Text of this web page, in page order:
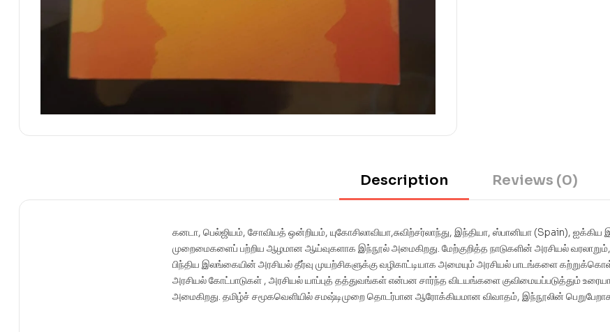
Description Reviews (0)
கனடா, பெல்ஜியம், சோவியத் ஒன்றியம், யுகோசிலாவியா,சுவிற்சர்லாந்து, இந்தியா, ஸ்பானியா (Spain), ஐக்கிய
முறைமைகளைப் பற்றிய ஆழமான ஆய்வுகளாக இந்நூல் அமைகிறது. மேற்குறித்த நாடுகளின் அரசியல் வரலாறும்,
பிந்திய இலங்கையின் அரசியல் தீர்வு முயற்சிகளுக்கு வழிகாட்டியாக அமையும் அரசியல் பாடங்களை
அரசியல் கோட்பாடுகள் , அரசியல் யாப்புத் தத்துவங்கள் என்பன சார்ந்த விடயங்களை குவிமையப்படுத்தும்
அமைகிறது. தமிழ்ச் சமூகவெளியில் சமஷ்டிமுறை தொடர்பான ஆரோக்கியமான விவாதம், இந்நூலின்